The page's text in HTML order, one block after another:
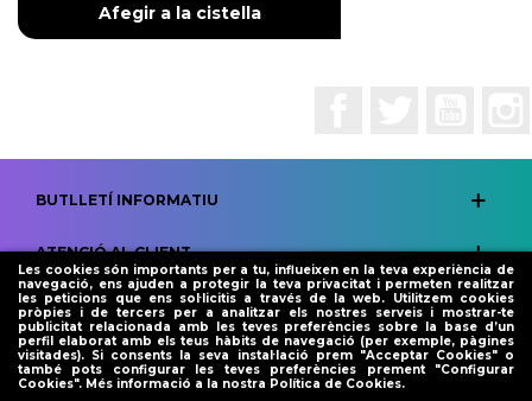
Les cookies són importants per a tu, influeixen en la teva experiència de
navegació, ens ajuden a protegir la teva privacitat i permeten realitzar
les peticions que ens sol·licitis a través de la web. Utilitzem cookies
pròpies i de tercers per a analitzar els nostres serveis i mostrar-te
publicitat relacionada amb les teves preferències sobre la base d’un
perfil elaborat amb els teus hàbits de navegació (per exemple, pàgines
visitades). Si consents la seva instal·lació prem "Acceptar Cookies" o
també pots configurar les teves preferències prement "Configurar
Cookies". Més informació a la nostra Política de Cookies.
Afegir a la cistella
BUTLLETÍ INFORMATIU
ATENCIÓ AL CLIENT
LEGAL
SOCIAL